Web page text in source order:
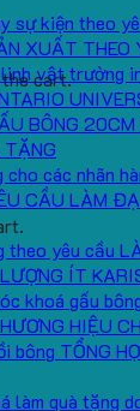
cart.
XUẤT THEO
BÔNG
CẦU LÀM
ÍT
HIỆU
TỔNG